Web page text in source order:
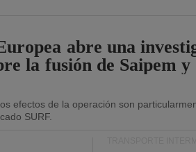
abre una
la fusión de Saipem y
efectos de la operación son
SURF.